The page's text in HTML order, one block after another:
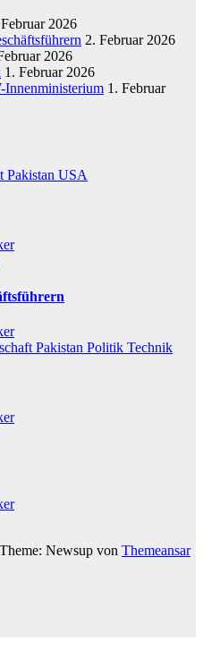
2026
2. Februar 2026
2026
1. Februar 2026
Innenministerium 1. Februar
Pakistan USA
Pakistan Politik Technik
Theme: Newsup von Themeansar